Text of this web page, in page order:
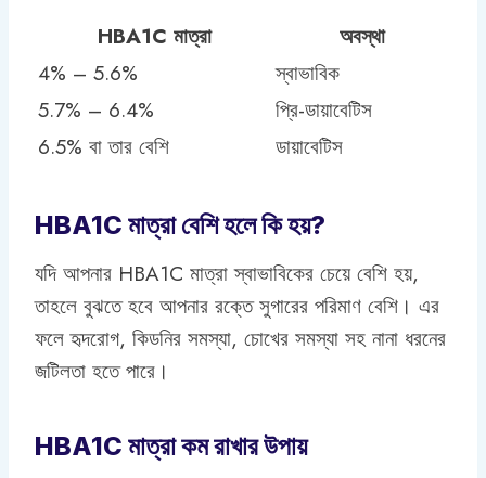
HBA1C মাত্রা
অবস্থা
4% – 5.6%
স্বাভাবিক
5.7% – 6.4%
প্রি-ডায়াবেটিস
6.5% বা তার বেশি
ডায়াবেটিস
HBA1C মাত্রা বেশি হলে কি হয়?
যদি আপনার HBA1C মাত্রা স্বাভাবিকের চেয়ে বেশি হয়,
তাহলে বুঝতে হবে আপনার রক্তে সুগারের পরিমাণ বেশি। এর
ফলে হৃদরোগ, কিডনির সমস্যা, চোখের সমস্যা সহ নানা ধরনের
জটিলতা হতে পারে।
HBA1C মাত্রা কম রাখার উপায়